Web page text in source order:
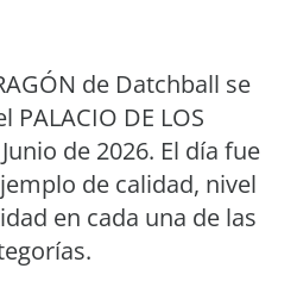
de Datchball se
PALACIO DE LOS
de 2026. El día fue
de calidad, nivel
en cada una de las